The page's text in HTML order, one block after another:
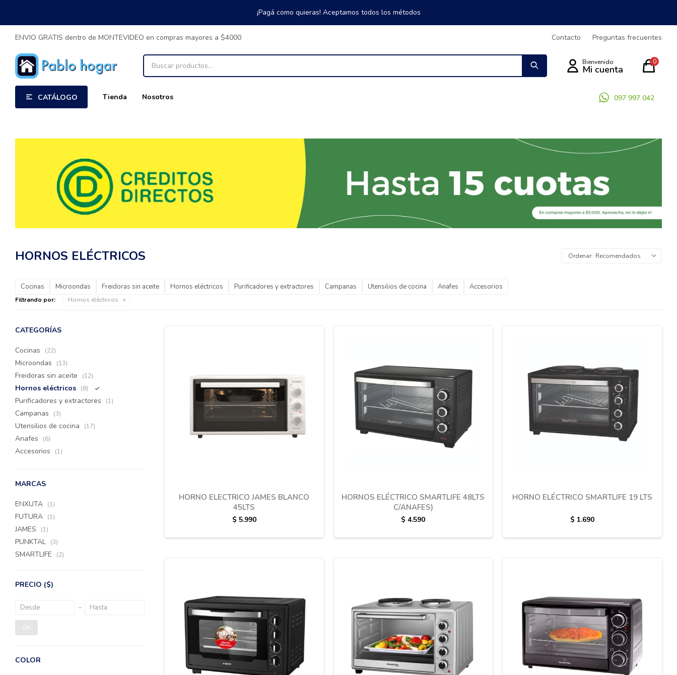
¡Pagá como quieras! Aceptamos todos los métodos
CATÁLOGO Tienda Nosotros 097 997 042
0
ENVIO GRATIS dentro de MONTEVIDEO en compras mayores a $4000 Contacto Preguntas frecuentes
HORNOS ELÉCTRICOS Recomendados
Cocinas Microondas Freidoras sin aceite Hornos eléctricos Purificadores y extractores Campanas Utensilios de cocina Anafes Accesorios
Filtrando por: Hornos eléctricos
HORNO ELECTRICO JAMES BLANCO
45LTS
$ 5.990
HORNOS ELÉCTRICO SMARTLIFE 48LTS
C/ANAFES)
$ 4.590
HORNO ELÉCTRICO SMARTLIFE 19 LTS
$ 1.690
CATEGORÍAS
Cocinas (22)
Microondas (13)
Freidoras sin aceite (12)
Hornos eléctricos (8)
Purificadores y extractores (1)
Campanas (3)
Utensilios de cocina (17)
Anafes (6)
Accesorios (1)
MARCAS
ENXUTA (1)
FUTURA (1)
JAMES (1)
PUNKTAL (3)
SMARTLIFE (2)
PRECIO ($)
OK
COLOR